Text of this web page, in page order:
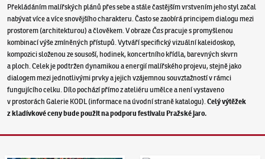
Překládáním malířských plánů přes sebe a stále častějším vrstvením jeho styl začal
nabývat více a více snovějšího charakteru. Často se zaobírá principem dialogu mezi
prostorem (architekturou) a člověkem. V obrazeČaspracuje s promyšlenou
kombinací výše zmíněných přístupů. Vytváří specifický vizuální kaleidoskop,
kompozici složenou ze sousoší, hodinek, koncertního křídla, barevných skvrn
a ploch. Celek je podtržen dynamikou a energií malířského projevu, stejně jako
dialogem mezi jednotlivými prvky a jejich vzájemnou souvztažností v rámci
fungujícího celku. Dílo pochází přímo z ateliéru umělce a není vystaveno
v prostorách Galerie KODL (informace na úvodní straně katalogu). Celý výtěžek
z kladívkové ceny bude použit na podporu festivalu Pražské jaro.